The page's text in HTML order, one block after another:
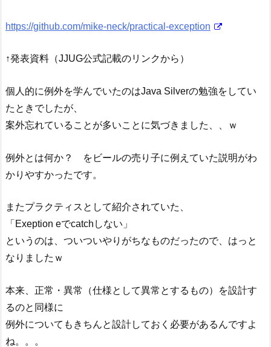
https://github.com/mike-neck/practical-exception
↑発表資料（JJUG公式記載のリンクから）
個人的に例外を学んでいたのはJava Silverの勉強をしてい
たときでしたが、
案外忘れていることが多いことに気づきました、、ｗ
例外とは何か？ をビールの売り子に例えていた説明がわ
かりやすかったです。
またプラクティスとして紹介されていた、
「Exeption eでcatchしない」
というのは、ついついやりがちなものだったので、はっと
なりましたｗ
本来、正常・異常（仕様として異常とするもの）を設計す
るのと同様に
例外についてもきちんと設計しておく必要があるんですよ
ね。。。